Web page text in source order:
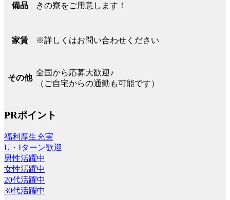
備品
きの寮をご用意します！
家賃 ※詳しくはお問い合わせください
その他
全国から応募大歓迎♪
（ご自宅からの通勤も可能です）
PRポイント
福利厚生充実
U・Iターン歓迎
男性活躍中
女性活躍中
20代活躍中
30代活躍中